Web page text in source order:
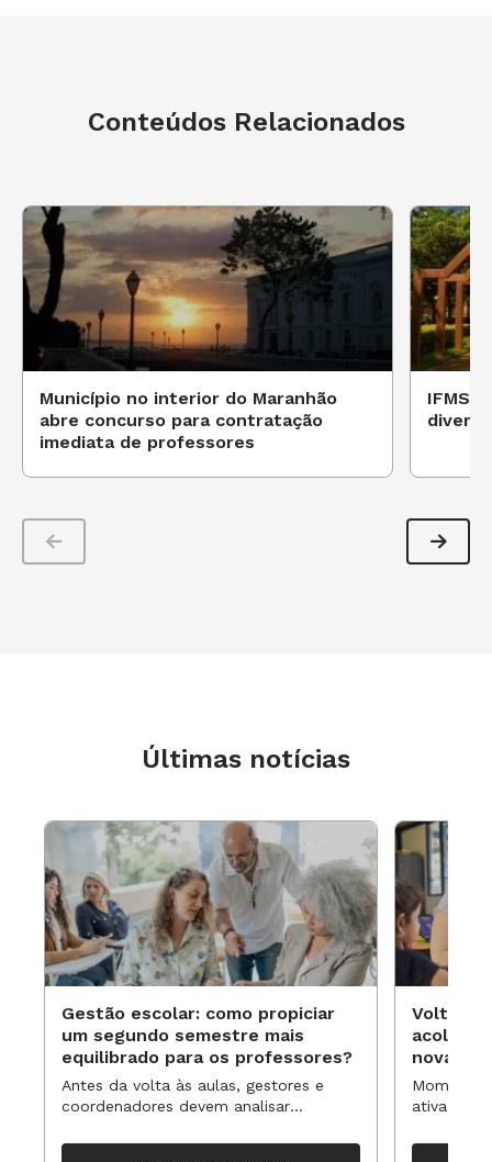
Conteúdos Relacionados
Município no interior do Maranhão
abre concurso para contratação
imediata de professores
IFMS
Últimas notícias
Gestão escolar: como propiciar
um segundo semestre mais
equilibrado para os professores?
Antes da volta às aulas, gestores e
coordenadores devem analisar
organizar ações para orientar o
Volta às
novas
ativa
propostas